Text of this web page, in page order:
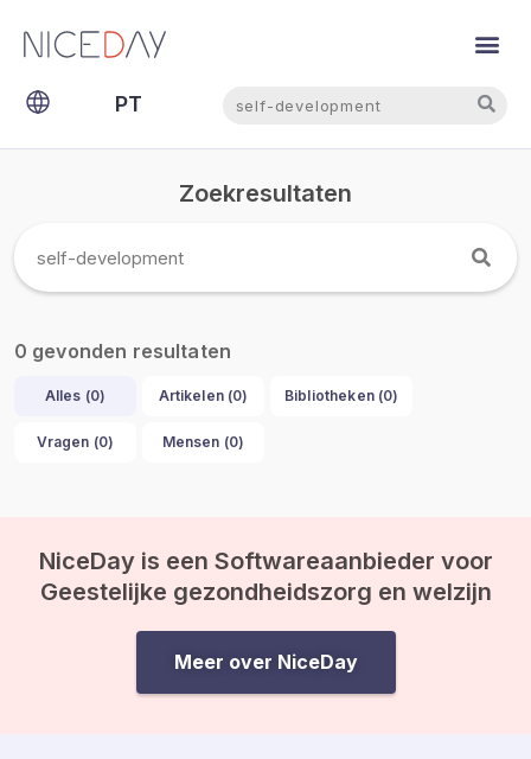
PT
EN
Zoekresultaten
0 gevonden resultaten
Alles (0) Artikelen (0) Bibliotheken (0)
Vragen (0) Mensen (0)
NiceDay is een Softwareaanbieder voor
Geestelijke gezondheidszorg en welzijn
Meer over NiceDay